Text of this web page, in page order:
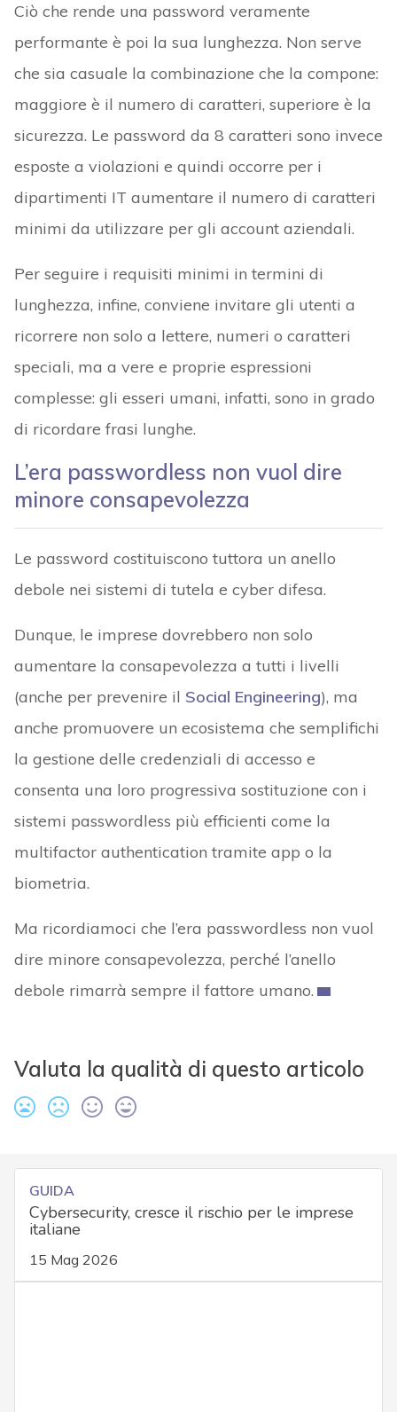
Ciò che rende una password veramente
performante è poi la sua lunghezza. Non serve
che sia casuale la combinazione che la compone:
maggiore è il numero di caratteri, superiore è la
sicurezza. Le password da 8 caratteri sono invece
esposte a violazioni e quindi occorre per i
dipartimenti IT aumentare il numero di caratteri
minimi da utilizzare per gli account aziendali.
Per seguire i requisiti minimi in termini di
lunghezza, infine, conviene invitare gli utenti a
ricorrere non solo a lettere, numeri o caratteri
speciali, ma a vere e proprie espressioni
complesse: gli esseri umani, infatti, sono in grado
di ricordare frasi lunghe.
L’era passwordless non vuol dire
minore consapevolezza
Le password costituiscono tuttora un anello
debole nei sistemi di tutela e cyber difesa.
Dunque, le imprese dovrebbero non solo
aumentare la consapevolezza a tutti i livelli
(anche per prevenire il Social Engineering), ma
anche promuovere un ecosistema che semplifichi
la gestione delle credenziali di accesso e
consenta una loro progressiva sostituzione con i
sistemi passwordless più efficienti come la
multifactor authentication tramite app o la
biometria.
Ma ricordiamoci che l’era passwordless non vuol
dire minore consapevolezza, perché l’anello
debole rimarrà sempre il fattore umano.
Valuta la qualità di questo articolo
GUIDA
Cybersecurity, cresce il rischio per le imprese
italiane
15 Mag 2026